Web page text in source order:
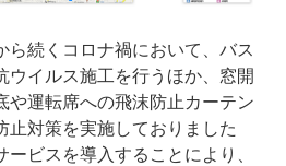
続くコロナ禍において、バス
ウイルス施工を行うほか、窓開
や運転席への飛沫防止カーテン
止対策を実施しておりました
ビスを導入することにより、